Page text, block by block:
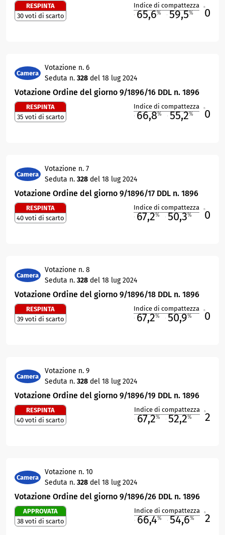
RESPINTA
30 voti di scarto
Indice di compattezza
65,6% 59,5% 0
Camera
Votazione n. 6
Seduta n. 328 del 18 lug 2024
Votazione Ordine del giorno 9/1896/16 DDL n. 1896
RESPINTA
35 voti di scarto
Indice di compattezza
66,8% 55,2% 0
Camera
Votazione n. 7
Seduta n. 328 del 18 lug 2024
Votazione Ordine del giorno 9/1896/17 DDL n. 1896
RESPINTA
40 voti di scarto
Indice di compattezza
67,2% 50,3% 0
Camera
Votazione n. 8
Seduta n. 328 del 18 lug 2024
Votazione Ordine del giorno 9/1896/18 DDL n. 1896
RESPINTA
39 voti di scarto
Indice di compattezza
67,2% 50,9% 0
Camera
Votazione n. 9
Seduta n. 328 del 18 lug 2024
Votazione Ordine del giorno 9/1896/19 DDL n. 1896
RESPINTA
40 voti di scarto
Indice di compattezza
67,2% 52,2% 2
Camera
Votazione n. 10
Seduta n. 328 del 18 lug 2024
Votazione Ordine del giorno 9/1896/26 DDL n. 1896
APPROVATA
38 voti di scarto
Indice di compattezza
66,4% 54,6% 2